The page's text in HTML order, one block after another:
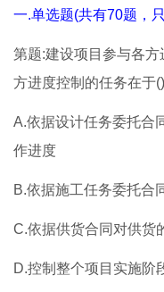
一.单选题(共有70题，
第题:建设项目参与各
方进度控制的任务在于()
A.依据设计任务委托合
作进度
B.依据施工任务委托合
C.依据供货合同对供货
D.控制整个项目实施阶